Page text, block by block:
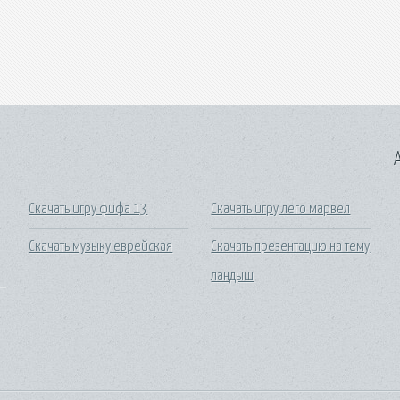
Скачать игру фифа 13
Скачать музыку еврейская
Скачать игру лего марвел
Скачать презентацию на тему
ландыш